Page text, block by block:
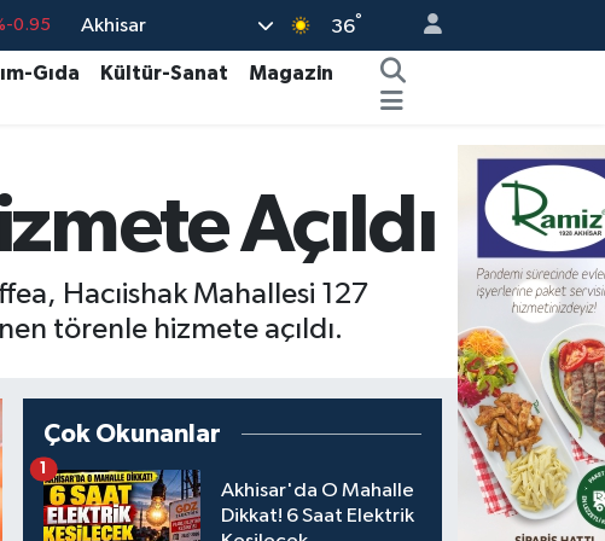
0.08
%-53
%-0.95
Akhisar 36°
Gıda Kültür-Sanat
Magazin
Açıldı
Hacıishak Mahallesi 127
törenle hizmete açıldı.
Çok Okunanlar
Akhisar'da O Mahalle
Dikkat! 6 Saat Elektrik
1